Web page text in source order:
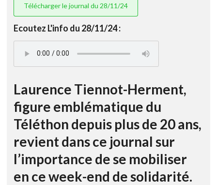
Télécharger le journal du 28/11/24
Ecoutez L'info du 28/11/24 :
Laurence Tiennot-Herment,
figure emblématique du
Téléthon depuis plus de 20 ans,
revient dans ce journal sur
l’importance de se mobiliser
en ce week-end de solidarité.